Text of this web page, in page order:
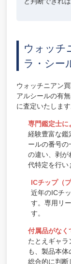
ウォッチ
ラ・シー
ウォッチニアン
アルシールの有
に査定いたします
専門鑑定士に
経験豊富な鑑
ールの番号の
の違い、剥が
代特定を行い
ICチップ（
近年のICチ
す。専用リ
す。
付属品がなく
たとえギャラ
も、製品本
総合的に判断